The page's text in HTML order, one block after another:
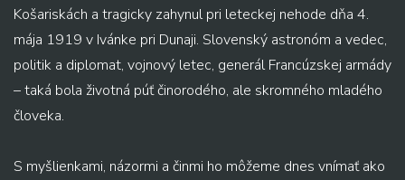
Košariskách a tragicky zahynul pri leteckej nehode dňa 4.
mája 1919 v Ivánke pri Dunaji. Slovenský astronóm a vedec,
politik a diplomat, vojnový letec, generál Francúzskej armády
– taká bola životná púť činorodého, ale skromného mladého
človeka.
S myšlienkami, názormi a činmi ho môžeme dnes vnímať ako